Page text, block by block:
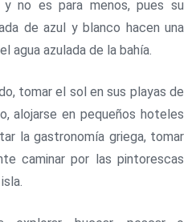
no es para menos, pues su
de azul y blanco hacen una
agua azulada de la bahía.
tomar el sol en sus playas de
alojarse en pequeños hoteles
la gastronomía griega, tomar
caminar por las pintorescas